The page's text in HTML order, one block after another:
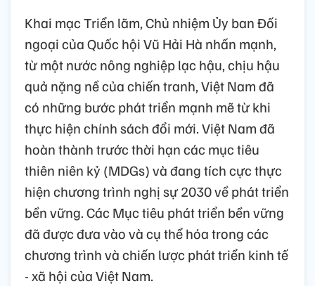
Khai mạc Triển lãm, Chủ nhiệm Ủy ban Đối
ngoại của Quốc hội Vũ Hải Hà nhấn mạnh,
từ một nước nông nghiệp lạc hậu, chịu hậu
quả nặng nề của chiến tranh, Việt Nam đã
có những bước phát triển mạnh mẽ từ khi
thực hiện chính sách đổi mới. Việt Nam đã
hoàn thành trước thời hạn các mục tiêu
thiên niên kỷ (MDGs) và đang tích cực thực
hiện chương trình nghị sự 2030 về phát triển
bền vững. Các Mục tiêu phát triển bền vững
đã được đưa vào và cụ thể hóa trong các
chương trình và chiến lược phát triển kinh tế
- xã hội của Việt Nam.